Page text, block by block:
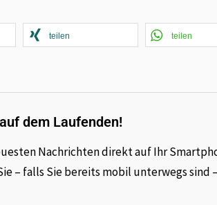
teilen teilen
dem Laufenden!
Nachrichten direkt auf Ihr
– falls Sie bereits mobil unterwegs sind